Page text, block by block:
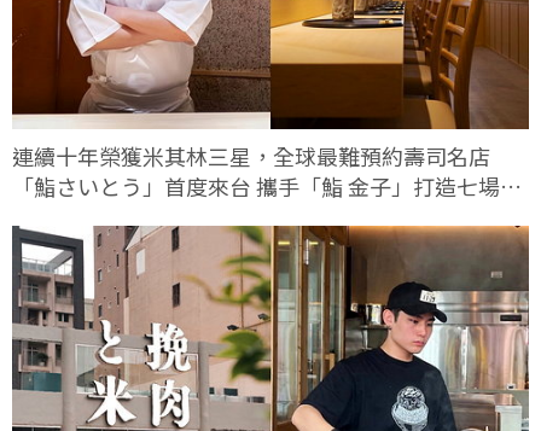
連續十年榮獲米其林三星，全球最難預約壽司名店
「鮨さいとう」首度來台 攜手「鮨 金子」打造七場限